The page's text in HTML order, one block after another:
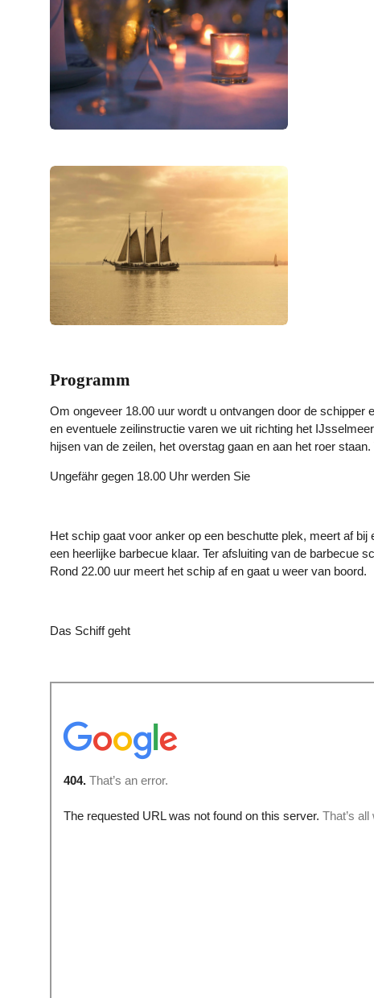
Programm
Om ongeveer 18.00 uur wordt u ontvangen door de
en eventuele zeilinstructie varen we uit richting het
hijsen van de zeilen, het overstag gaan en aan het roer
Ungefähr gegen 18.00 Uhr werden Sie
Het schip gaat voor anker op een beschutte plek, meert af
een heerlijke barbecue klaar. Ter afsluiting van de barbecue
Rond 22.00 uur meert het schip af en gaat u weer van boord.
Das Schiff geht